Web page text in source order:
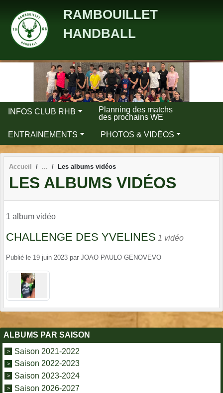
RAMBOUILLET
HANDBALL
INFOS CLUB RHB
Planning des matchs
des prochains WE
ENTRAINEMENTS PHOTOS & VIDÉOS
Accueil Les albums vidéos
LES ALBUMS VIDÉOS
1 album vidéo
CHALLENGE DES YVELINES 1 vidéo
Publié le 19 juin 2023 par JOAO PAULO GENOVEVO
ALBUMS PAR SAISON
Saison 2021-2022
Saison 2022-2023
Saison 2023-2024
Saison 2026-2027